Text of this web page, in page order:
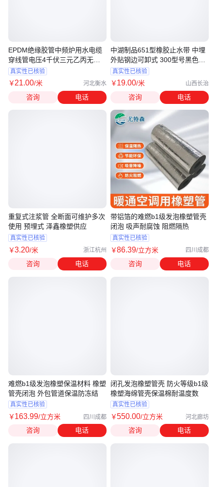
EPDM绝缘胶管中频炉用水电缆
穿线管电压4千伏三元乙丙无磁
无碳管
真实性已核验
￥21.00/米 河北衡水
咨询 电话
重复式注浆管 全断面可维护多次
使用 预埋式 泽鑫橡塑供应
真实性已核验
￥3.20/米 浙江杭州
咨询 电话
难燃b1级发泡橡塑保温材料 橡塑
管壳闭泡 外包管道保温防冻结
真实性已核验
￥163.99/立方米 四川成都
咨询 电话
中湖制品651型橡胶止水带 中埋
外贴钢边可卸式 300型号黑色一
级现货
真实性已核验
￥19.00/米 山西长治
咨询 电话
带铝箔的难燃b1级发泡橡塑管壳
闭泡 吸声耐腐蚀 阻燃隔热
真实性已核验
￥86.39/立方米 四川成都
咨询 电话
闭孔发泡橡塑管壳 防火等级b1级
橡塑海绵管壳保温棉耐温度数
真实性已核验
￥550.00/立方米 河北廊坊
咨询 电话